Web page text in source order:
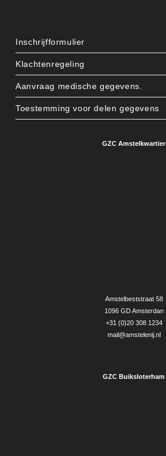
Inschrijfformulier
Klachtenregeling
Aanvraag medische gegevens.
Toestemming voor delen gegevens
GZC Amstelkwartier
Amstelbeststraat 58
1096 GD Amsterdan
+31 (0)20 308 1234
mail@amstelenij.nl
GZC Buiksloterham